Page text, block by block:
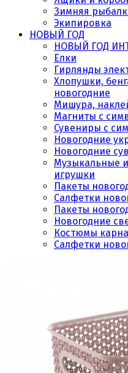
Зимняя
Экипировка
НОВЫЙ ГОД
НОВЫЙ ГОД
Елки
Гирлянды
Хлопушки,
новогодние
Мишура,
Магниты с
Сувениры с
Новогодние
Новогодние
Музыкальные
игрушки
Пакеты
Салфетки
Пакеты
Новогодние
Костюмы
Салфетки